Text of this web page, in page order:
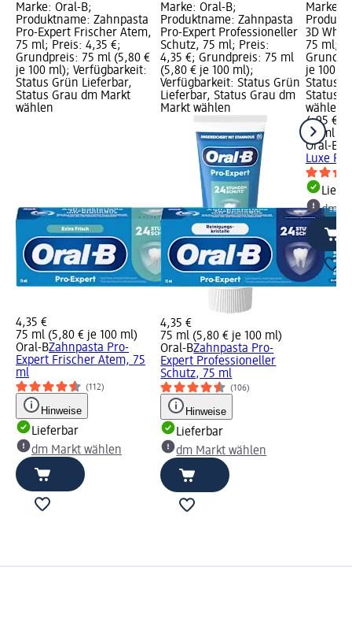
Marke: Oral-B;
Produktname: Zahnpasta
Pro-Expert Frischer Atem,
75 ml; Preis: 4,35 €;
Grundpreis: 75 ml (5,80 €
je 100 ml); Verfügbarkeit:
Status Grün Lieferbar,
Status Grau dm Markt
wählen
4,35 €
75 ml (5,80 € je 100 ml)
Oral-BZahnpasta Pro-
Expert Frischer Atem, 75
ml
(112)
Hinweise
Lieferbar
dm Markt wählen
Marke: Oral-B;
Produktname: Zahnpasta
Pro-Expert Professioneller
Schutz, 75 ml; Preis:
4,35 €; Grundpreis: 75 ml
(5,80 € je 100 ml);
Verfügbarkeit: Status Grün
Lieferbar, Status Grau dm
Markt wählen
4,35 €
75 ml (5,80 € je 100 ml)
Oral-BZahnpasta Pro-
Expert Professioneller
Schutz, 75 ml
(106)
Hinweise
Lieferbar
dm Markt wählen
Marke:
3D
75 ml;
je 100
Status
Status
wählen
4,95 €
75 ml
Oral-B
Luxe
dm